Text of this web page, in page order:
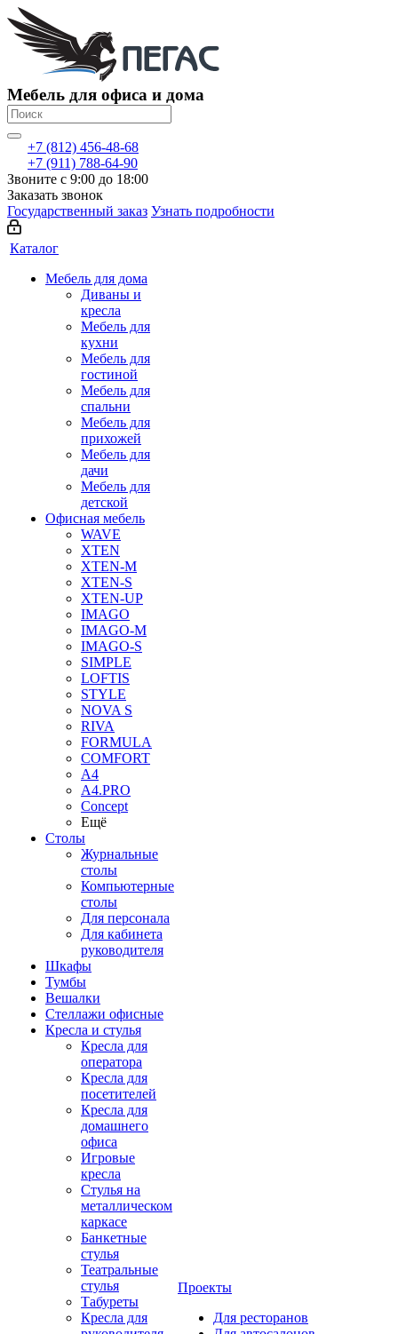
Мебель для офиса и дома
+7 (812) 456-48-68
+7 (911) 788-64-90
Звоните с 9:00 до 18:00
Заказать звонок
Государственный заказ Узнать подробности
Каталог
Мебель для дома
Диваны и
кресла
Мебель для
кухни
Мебель для
гостиной
Мебель для
спальни
Мебель для
прихожей
Мебель для
дачи
Мебель для
детской
Офисная мебель
WAVE
XTEN
XTEN-M
XTEN-S
XTEN-UP
IMAGO
IMAGO-M
IMAGO-S
SIMPLE
LOFTIS
STYLE
NOVA S
RIVA
FORMULA
COMFORT
A4
A4.PRO
Concept
Ещё
Столы
Журнальные
столы
Компьютерные
столы
Для персонала
Для кабинета
руководителя
Шкафы
Тумбы
Вешалки
Стеллажи офисные
Кресла и стулья
Кресла для
оператора
Кресла для
посетителей
Кресла для
домашнего
офиса
Игровые
кресла
Стулья на
металлическом
каркасе
Банкетные
стулья
Театральные
стулья
Табуреты
Кресла для
Проекты
Для ресторанов